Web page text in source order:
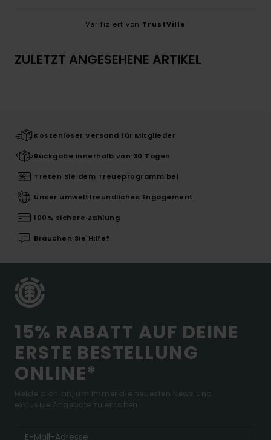
Verifiziert von TrustVille
ZULETZT ANGESEHENE ARTIKEL
Kostenloser Versand für Mitglieder
Rückgabe innerhalb von 30 Tagen
Treten Sie dem Treueprogramm bei
Unser umweltfreundliches Engagement
100% sichere Zahlung
Brauchen Sie Hilfe?
15% RABATT AUF DEINE
ERSTE BESTELLUNG
ONLINE*
Melde dich an, um immer die neuesten News und
exklusive Angebote zu erhalten.